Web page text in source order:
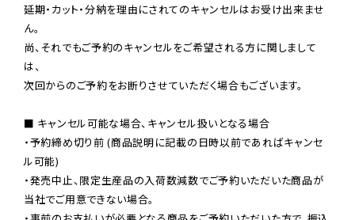
延期・カット・分納を理由にされてのキャンセルはお受け出来ませ
ん。
尚、それでもご予約のキャンセルをご希望される方に関しまして
は、
次回からのご予約をお断りさせていただく場合もございます。
■ キャンセル可能な場合、キャンセル扱いとなる場合
・予約締め切り前 (商品説明に記載の日時以前であればキャンセ
ル可能)
・発売中止、限定生産品の入荷数減数でご予約いただいた商品が
当社でご用意できない場合。